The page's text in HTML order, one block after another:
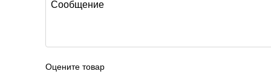
Оцените товар